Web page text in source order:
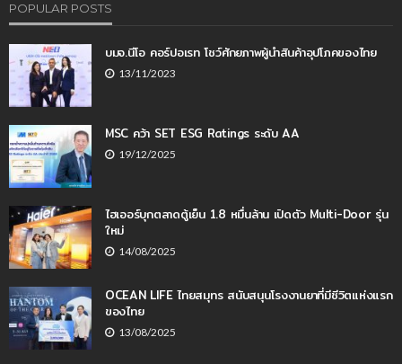
POPULAR POSTS
บมจ.นีโอ คอร์ปอเรท โชว์ศักยภาพผู้นำสินค้าอุปโภคของไทย
13/11/2023
MSC คว้า SET ESG Ratings ระดับ AA
19/12/2025
ไฮเออร์บุกตลาดตู้เย็น 1.8 หมื่นล้าน เปิดตัว Multi-Door รุ่น
ใหม่
14/08/2025
OCEAN LIFE ไทยสมุทร สนับสนุนโรงงานยาที่มีชีวิตแห่งแรก
ของไทย
13/08/2025